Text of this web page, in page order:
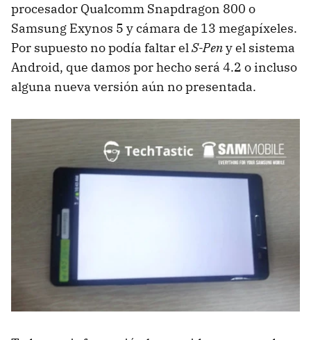
procesador Qualcomm Snapdragon 800 o
Samsung Exynos 5 y cámara de 13 megapíxeles.
Por supuesto no podía faltar elS-Peny el sistema
Android, que damos por hecho será 4.2 o incluso
alguna nueva versión aún no presentada.